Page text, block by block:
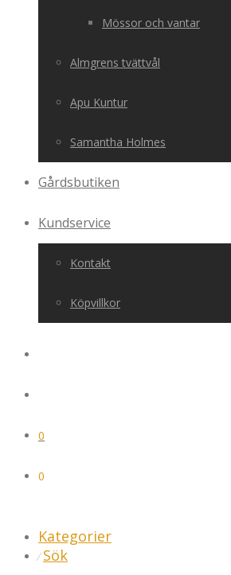
Mössor och vantar
Almgrens tvättvål
Apu Kuntur
Samantha Holmes
Gårdsbutiken
Kundservice
Kontakt
Köpvillkor
0
0
Kategorier
⁄ Sök